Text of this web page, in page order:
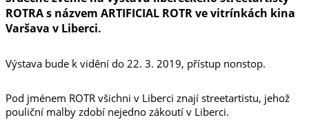
ROTRA s názvem ARTIFICIAL ROTR ve vitrínkách kina
Varšava v Liberci.
Výstava bude k vidění do 22. 3. 2019, přístup nonstop.
Pod jménem ROTR všichni v Liberci znají streetartistu, jehož
pouliční malby zdobí nejedno zákoutí v Liberci.